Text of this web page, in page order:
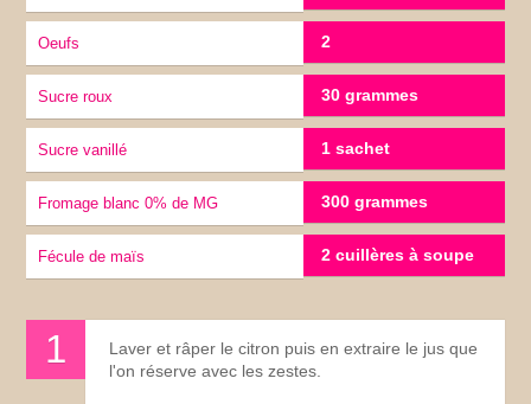
Oeufs 2
Sucre roux 30 grammes
Sucre vanillé 1 sachet
Fromage blanc 0% de MG 300 grammes
fécule de maïs 2 cuillères à soupe
Laver et râper le citron puis en extraire le jus que
l'on réserve avec les zestes.